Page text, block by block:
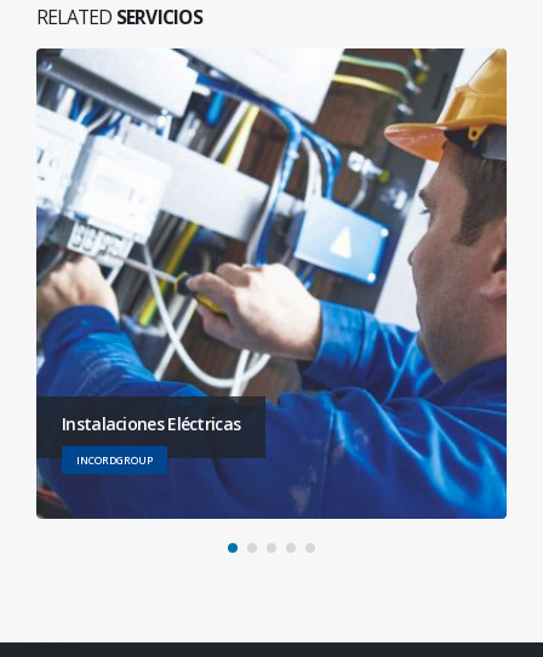
RELATED SERVICIOS
Instalaciones Eléctricas
INCORDGROUP